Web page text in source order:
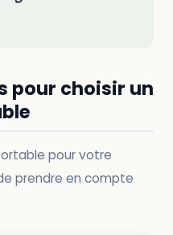
pour choisir un
pour votre
prendre en compte